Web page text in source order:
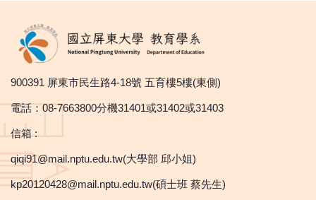
900391 屏東市民生路4-18號 五育樓5樓(東側)
電話：08-7663800分機31401或31402或31403
信箱 :
qiqi91@mail.nptu.edu.tw(大學部 邱小姐)
kp20120428@mail.nptu.edu.tw(碩士班 蔡先生)